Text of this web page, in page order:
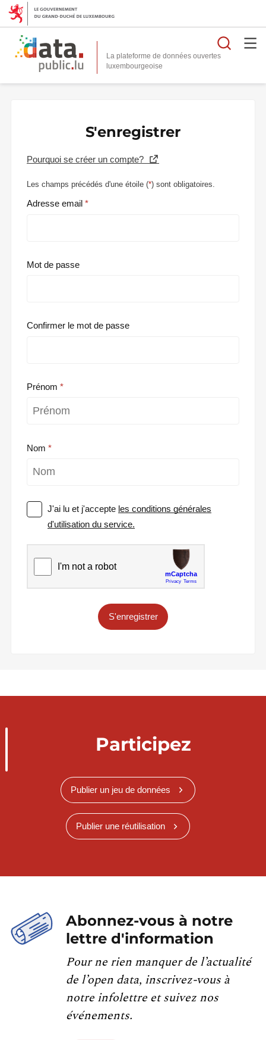
La plateforme de données ouvertes
S'enregistrer
Pourquoi se créer un compte?
Les champs précédés d'une étoile (*) sont obligatoires.
Adresse email
Mot de passe
Confirmer le mot de passe
Prénom
Nom
J'ai lu et j'accepte les conditions générales
d'utilisation du service.
S'enregistrer
Participez
Publier un jeu de données
Publier une réutilisation
Abonnez-vous à notre
lettre d'information
Pour ne rien manquer de l’actualité
de l’open data, inscrivez-vous à
notre infolettre et suivez nos
événements.